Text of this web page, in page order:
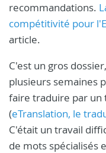
recommandations.
compétitivité pour
article.
C'est un gros
plusieurs semaines
faire traduire par
(eTranslation, le
C'était un travail
de mots spécialisés